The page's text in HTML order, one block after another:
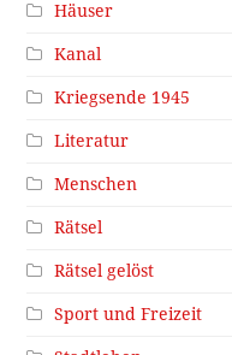
Häuser
Kanal
Kriegsende 1945
Literatur
Menschen
Rätsel
Rätsel gelöst
Sport und Freizeit